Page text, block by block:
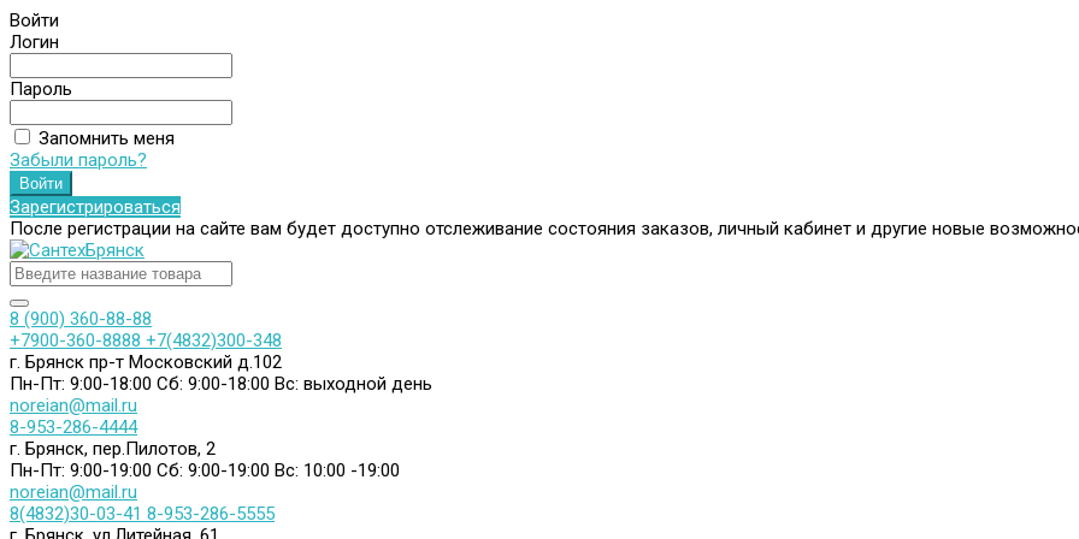
Войти
Логин
Пароль
Запомнить меня
Забыли пароль?
Зарегистрироваться
После регистрации на сайте вам будет доступно отслеживание состояния заказов, личный кабинет и другие новые
8 (900) 360-88-88
+7900-360-8888 +7(4832)300-348
г. Брянск пр-т Московский д.102
Пн-Пт: 9:00-18:00 Сб: 9:00-18:00 Вс: выходной день
noreian@mail.ru
8-953-286-4444
г. Брянск, пер.Пилотов, 2
Пн-Пт: 9:00-19:00 Сб: 9:00-19:00 Вс: 10:00 -19:00
noreian@mail.ru
8(4832)30-03-41 8-953-286-5555